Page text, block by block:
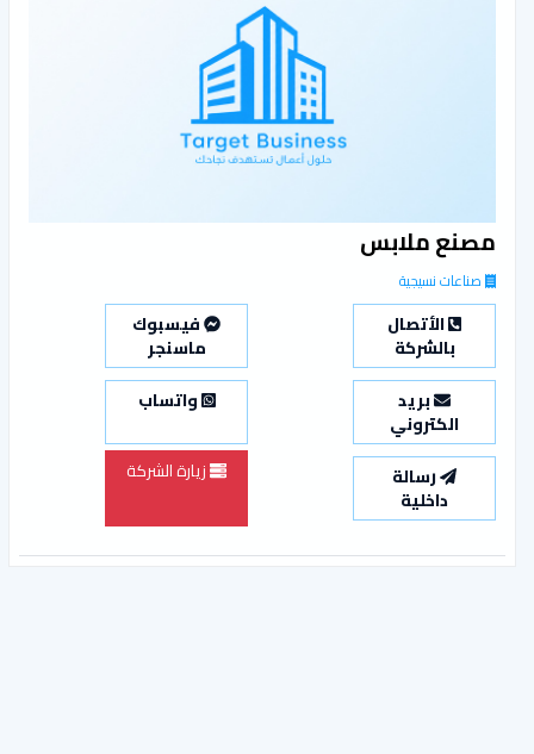
مصنع ملابس
صناعات نسيجية
الأتصال
بالشركة
فيسبوك
ماسنجر
بريد
الكتروني
واتساب
رسالة
داخلية
زيارة الشركة